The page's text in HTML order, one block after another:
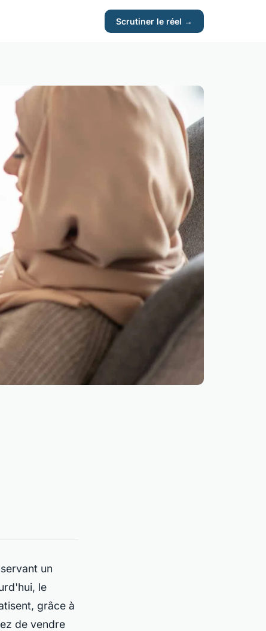
Scrutiner le réel →
un
le
grâce à
de vendre